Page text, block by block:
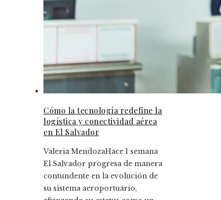
Cómo la tecnología redefine la
logística y conectividad aérea
en El Salvador
Valeria MendozaHace 1 semana
El Salvador progresa de manera
contundente en la evolución de
su sistema aeroportuario,